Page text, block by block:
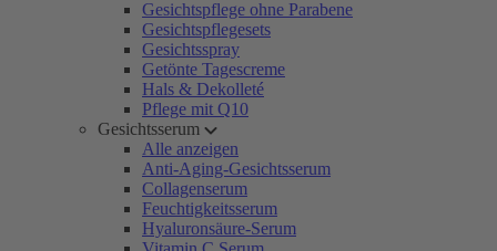
Gesichtspflege ohne Parabene
Gesichtspflegesets
Gesichtsspray
Getönte Tagescreme
Hals & Dekolleté
Pflege mit Q10
Gesichtsserum
Alle anzeigen
Anti-Aging-Gesichtsserum
Collagenserum
Feuchtigkeitsserum
Hyaluronsäure-Serum